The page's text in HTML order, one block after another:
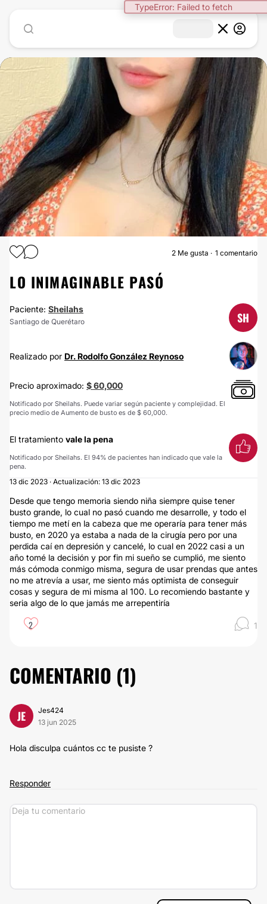
TypeError: Failed to fetch
AUMENTO DE BUSTO
2 Me gusta 1 comentario
LO INIMAGINABLE PASÓ
Paciente: Sheilahs
Santiago de Querétaro SH
Realizado por Dr. Rodolfo González Reynoso
Precio aproximado: $ 60,000
Notificado por Sheilahs. Puede variar según paciente y complejidad. El
precio medio de Aumento de busto es de $ 60,000.
El tratamiento vale la pena
Notificado por Sheilahs. El 94% de pacientes han indicado que vale la
pena.
13 dic 2023 · Actualización: 13 dic 2023
Desde que tengo memoria siendo niña siempre quise tener
busto grande, lo cual no pasó cuando me desarrolle, y todo el
tiempo me metí en la cabeza que me operaría para tener más
busto, en 2020 ya estaba a nada de la cirugía pero por una
perdida caí en depresión y cancelé, lo cual en 2022 casi a un
año tomé la decisión y por fin mi sueño se cumplió, me siento
más cómoda conmigo misma, segura de usar prendas que antes
no me atrevía a usar, me siento más optimista de conseguir
cosas y segura de mi misma al 100. Lo recomiendo bastante y
seria algo de lo que jamás me arrepentiría
2 1
COMENTARIO (1)
JE
Jes424
13 jun 2025
Hola disculpa cuántos cc te pusiste ?
Responder